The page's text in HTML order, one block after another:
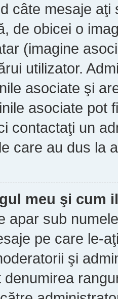
câte mesaje
de obicei o
(imagine
utilizator.
asociate şi
asociate pot
contactaţi un
care au dus la
meu şi cum
apar sub
pe care le-
şi